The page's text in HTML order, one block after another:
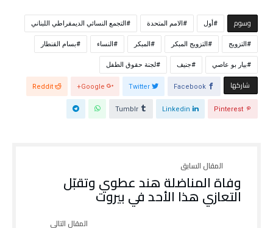
ة
)
د
ة
)
‫‫‫‫وسوم‬ أول الامم المتحدة التجمع النسائي الديمقراطي اللبناني
التزويج التزويج المبكر المبكر النساء بسام القنطار
بيار بو عاصي جنيف لجنة حقوق الطفل
‫‫ شاركها‬ Facebook
Twitter
Google+
Reddit
Pinterest
Linkedin
Tumblr
وفاة المناضلة هند عطوي وتقبّل
التعازي هذا الأحد في بيروت